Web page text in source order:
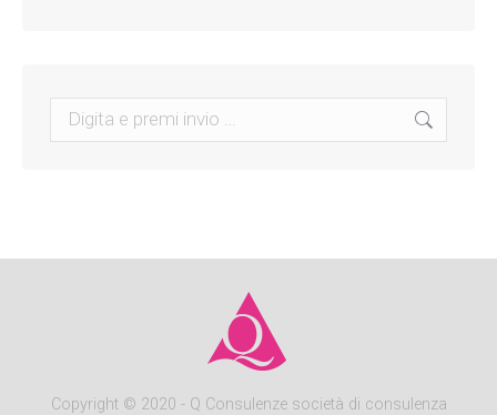
Search:
Copyright© 2020 - Q Consulenze società di consulenza